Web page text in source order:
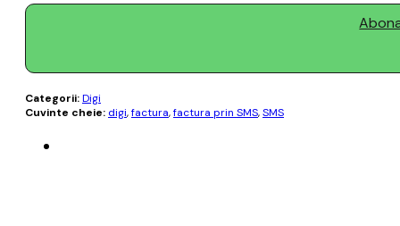
Categorii:Digi
Cuvinte cheie: digi,factura,factura prin SMS,SMS